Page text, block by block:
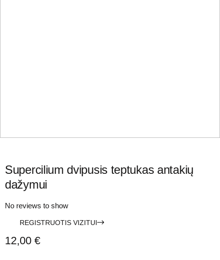
Supercilium dvipusis teptukas antakių
dažymui
No reviews to show
REGISTRUOTIS VIZITUI
12,00 €